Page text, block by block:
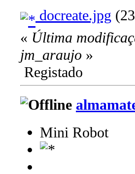
docreate.jpg
« Última
jm_araujo »
Registado
Mini Robot